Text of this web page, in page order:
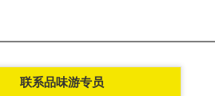
联系品味游专员